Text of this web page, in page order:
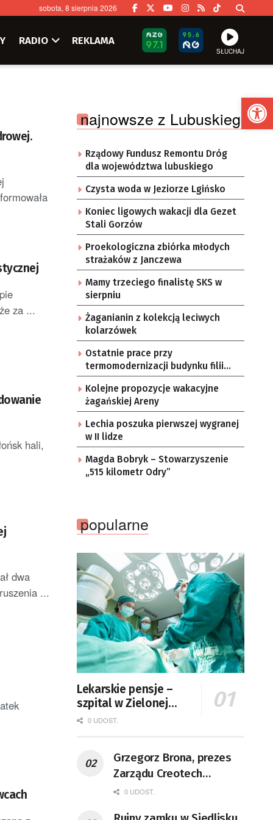
sobota, 8 sierpnia 2026
RADIO REKLAMA
SŁUCHAJ
za ...
hali,
dwa
...
najnowsze z Lubuskiego
Rządowy Fundusz Remontu Dróg
dla województwa lubuskiego
Czysta woda w Jeziorze Lgińsko
Koniec ligowych wakacji dla Gezet
Stali Gorzów
Proekologiczna zbiórka młodych
strażaków z Janczewa
Mamy trzeciego finalistę SKS w
sierpniu
Żaganianin z kolekcją leciwych
kolarzówek
Ostatnie prace przy
termomodernizacji budynku filii
żarskiego przedszkola Bajka
Kolejne propozycje wakacyjne
żagańskiej Areny
Lechia poszuka pierwszej wygranej
w II lidze
Magda Bobryk – Stowarzyszenie
„515 kilometr Odry”
popularne
Lekarskie pensje –
szpital w Zielonej
Górze podaje dane
0 UDOST.
Grzegorz Brona, prezes
Zarządu Creotech
Instruments S.A. Fizyk,
0 UDOST.